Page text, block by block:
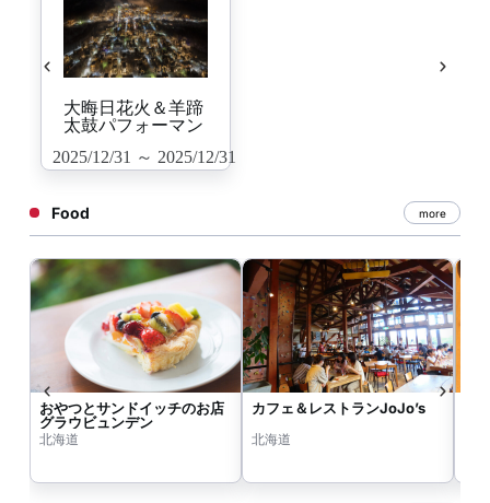
大晦日花火＆羊蹄
太鼓パフォーマン
2025/12/31 ～ 2025/12/31
Food more
おやつとサンドイッチのお店
グラウビュンデン
北海道
カフェ＆レストランJoJo’s
北海道